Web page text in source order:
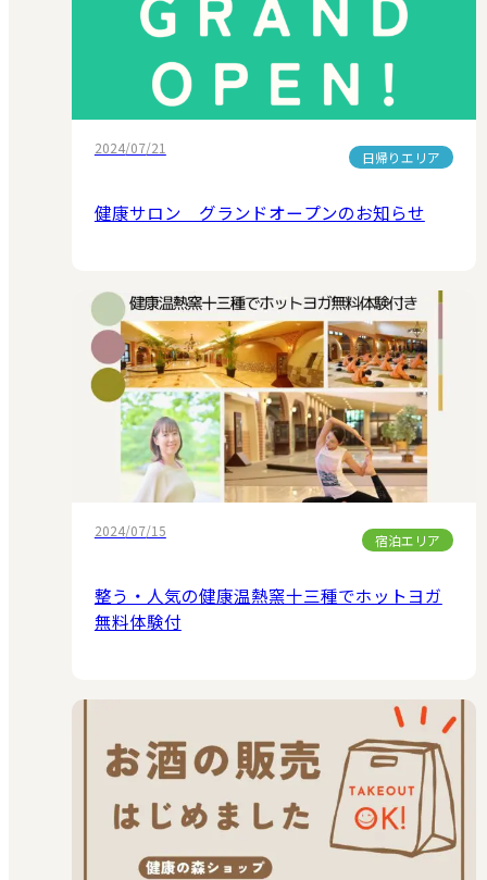
2024/07/21
日帰りエリア
健康サロン グランドオープンのお知らせ
2024/07/15
宿泊エリア
整う・人気の健康温熱窯十三種でホットヨガ
無料体験付